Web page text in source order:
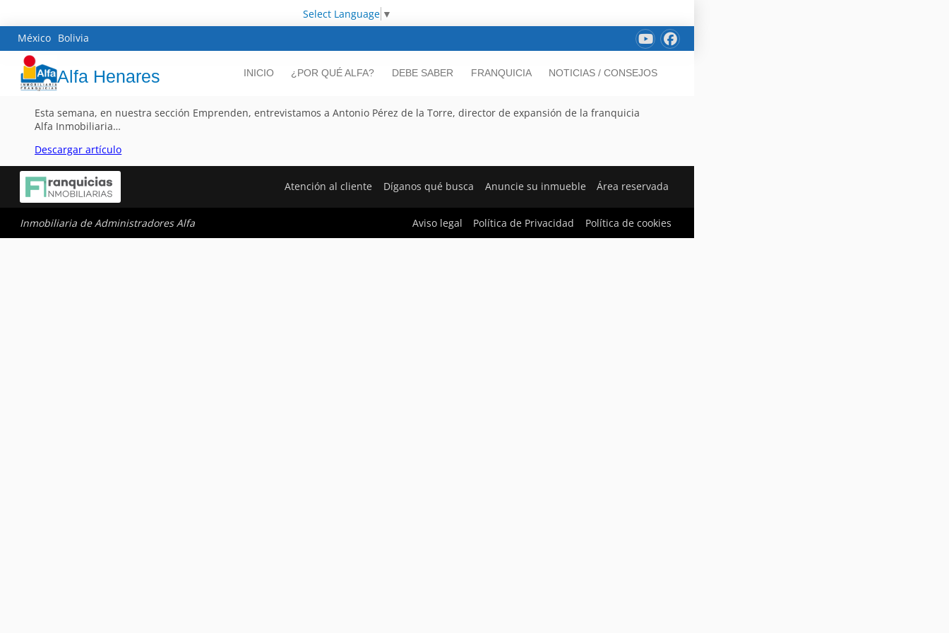
Select Language ▼
México Bolivia
Alfa Henares INICIO ¿POR QUÉ ALFA? DEBE SABER FRANQUICIA NOTICIAS / CONSEJOS
Esta semana, en nuestra sección Emprenden, entrevistamos a Antonio Pérez de la Torre, director de expansión de la franquicia
Alfa Inmobiliaria…
Descargar artículo
Atención al cliente Díganos qué busca Anuncie su inmueble Área reservada
Inmobiliaria de Administradores Alfa Aviso legal Política de Privacidad Política de cookies